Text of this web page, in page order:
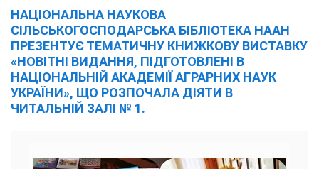
НАЦІОНАЛЬНА НАУКОВА
СІЛЬСЬКОГОСПОДАРСЬКА БІБЛІОТЕКА НААН
ПРЕЗЕНТУЄ ТЕМАТИЧНУ КНИЖКОВУ ВИСТАВКУ
«НОВІТНІ ВИДАННЯ, ПІДГОТОВЛЕНІ В
НАЦІОНАЛЬНІЙ АКАДЕМІЇ АГРАРНИХ НАУК
УКРАЇНИ», ЩО РОЗПОЧАЛА ДІЯТИ В
ЧИТАЛЬНІЙ ЗАЛІ № 1.